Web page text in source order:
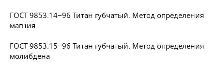
ГОСТ 9853.14−96 Титан губчатый. Метод определения
магния
ГОСТ 9853.15−96 Титан губчатый. Метод определения
молибдена